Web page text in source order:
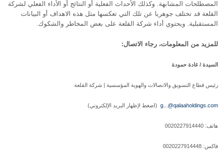
المصطلحات المشابهة. وكذلك الأحداث الفعلية أو النتائج أو الأداء الفعلي لشركة
القلعة قد تختلف جوهريا عن تلك التي تعكسها مثل هذه الاهداف أو البيانات
المستقبلية. ويحتوي أداء شركة القلعة على بعض المخاطر والشكوك.
للمزيد من المعلومات، رجاء الاتصال:
السيدة / غادة حمودة
رئيس قطاع التسويق والاتصالات والهوية المؤسسية | شركة القلعة
g...@qalaaholdings.com (اضغط لإظهار البريد الإلكتروني)
هاتف: 0020227914440
فاكس: 0020227914448